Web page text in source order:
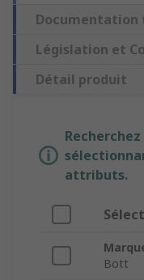
Documentation
Législation et
Détail produit
attributs.
Bott